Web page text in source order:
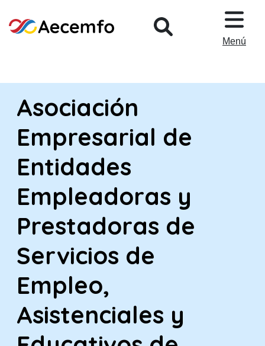
Menú
Asociación
Empresarial de
Entidades
Empleadoras y
Prestadoras de
Servicios de
Empleo,
Asistenciales y